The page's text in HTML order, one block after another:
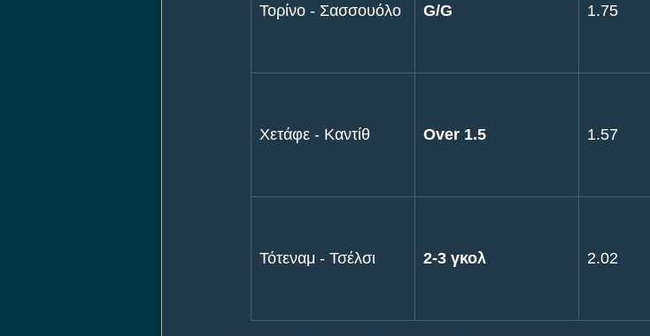
Τορίνο - Σασσουόλο G/G 1.75
Χετάφε - Καντίθ Over 1.5 1.57
Τότεναμ - Τσέλσι 2-3 γκολ 2.02